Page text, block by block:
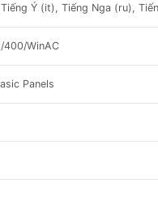
Ý (it), Tiếng Nga (ru),
400/WinAC
Panels